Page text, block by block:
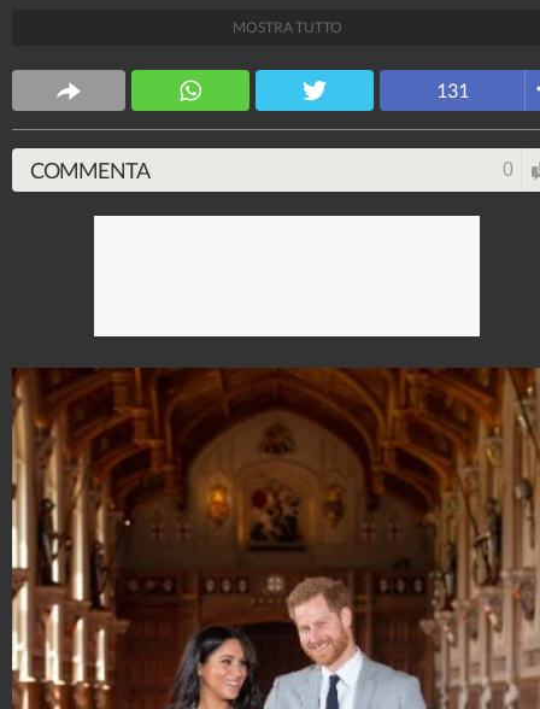
blu slim
1.515.179.164-1.957 video-138.074 foto
MOSTRA TUTTO
131
COMMENTA 0